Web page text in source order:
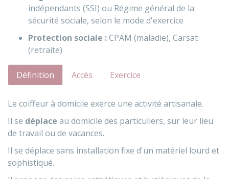
indépendants (SSI) ou Régime général de la
sécurité sociale, selon le mode d'exercice
Protection sociale :CPAM (maladie), Carsat
(retraite)
Définition Accès Exercice
Le coiffeur à domicile exerce une activité artisanale.
Il se déplace au domicile des particuliers, sur leur lieu
de travail ou de vacances.
Il se déplace sans installation fixe d'un matériel lourd et
sophistiqué.